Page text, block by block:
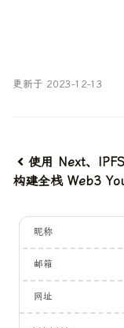
更新于 2023-12-13
使用 Next、
构建全栈 Web3
昵称
邮箱
网址